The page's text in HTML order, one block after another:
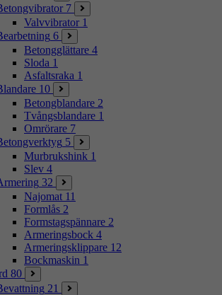
7
Valvvibrator 1
6
Betongglättare 4
Sloda 1
Asfaltsraka 1
10
Betongblandare 2
Tvångsblandare 1
Omrörare 7
5
Murbrukshink 1
Slev 4
32
Najomat 11
Formlås 2
Formstagspännare 2
Armeringsbock 4
Armeringsklippare 12
Bockmaskin 1
80
21